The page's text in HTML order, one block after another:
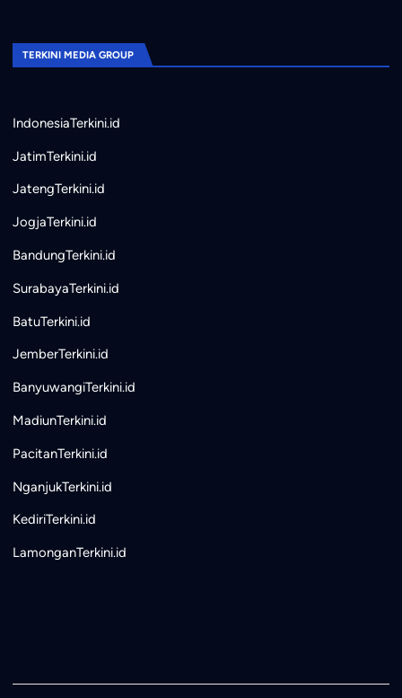
TERKINI MEDIA GROUP
IndonesiaTerkini.id
JatimTerkini.id
JatengTerkini.id
JogjaTerkini.id
BandungTerkini.id
SurabayaTerkini.id
BatuTerkini.id
JemberTerkini.id
BanyuwangiTerkini.id
MadiunTerkini.id
PacitanTerkini.id
NganjukTerkini.id
KediriTerkini.id
LamonganTerkini.id